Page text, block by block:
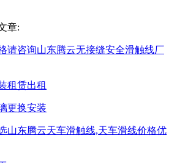
章:
请咨询山东腾云无接缝安全滑触线厂
租赁出租
更换安装
山东腾云天车滑触线,天车滑线价格优